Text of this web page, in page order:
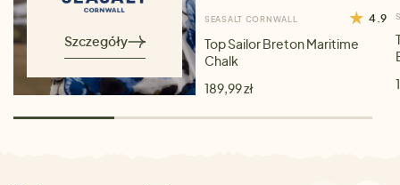
Szczegóły
SEASALT CORNWALL 4.9
Top Sailor Breton Maritime
Chalk
189,99 zł